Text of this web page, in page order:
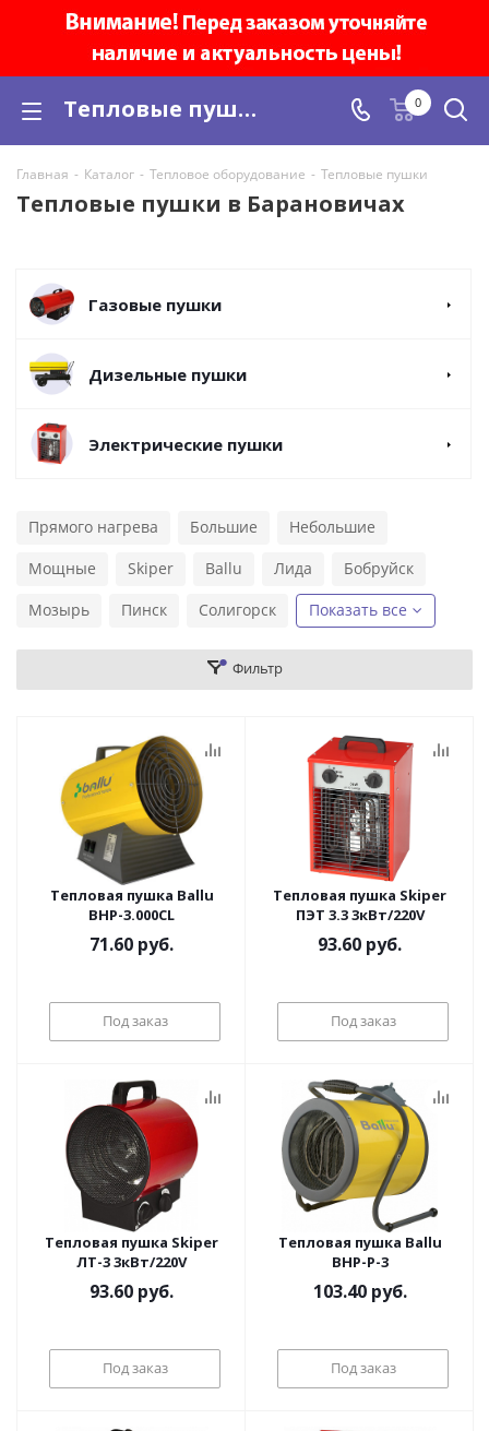
Тепловые пушки купить в Барановичах, цены 0
Главная - Каталог - Тепловое оборудование - Тепловые пушки
Тепловые пушки в Барановичах
Газовые пушки
Дизельные пушки
Электрические пушки
Прямого нагрева Большие
Небольшие
Мощные
Skiper Ballu Лида
Бобруйск
Мозырь
Пинск Солигорск Показать все
Фильтр
Тепловая пушка Ballu
BHP-3.000СL
71.60 руб.
Под заказ
Тепловая пушка Skiper
ПЭТ 3.3 3кВт/220V
93.60 руб.
Под заказ
Тепловая пушка Skiper
ЛТ-3 3кВт/220V
93.60 руб.
Под заказ
Тепловая пушка Ballu
BHP-P-3
103.40руб.
Под заказ